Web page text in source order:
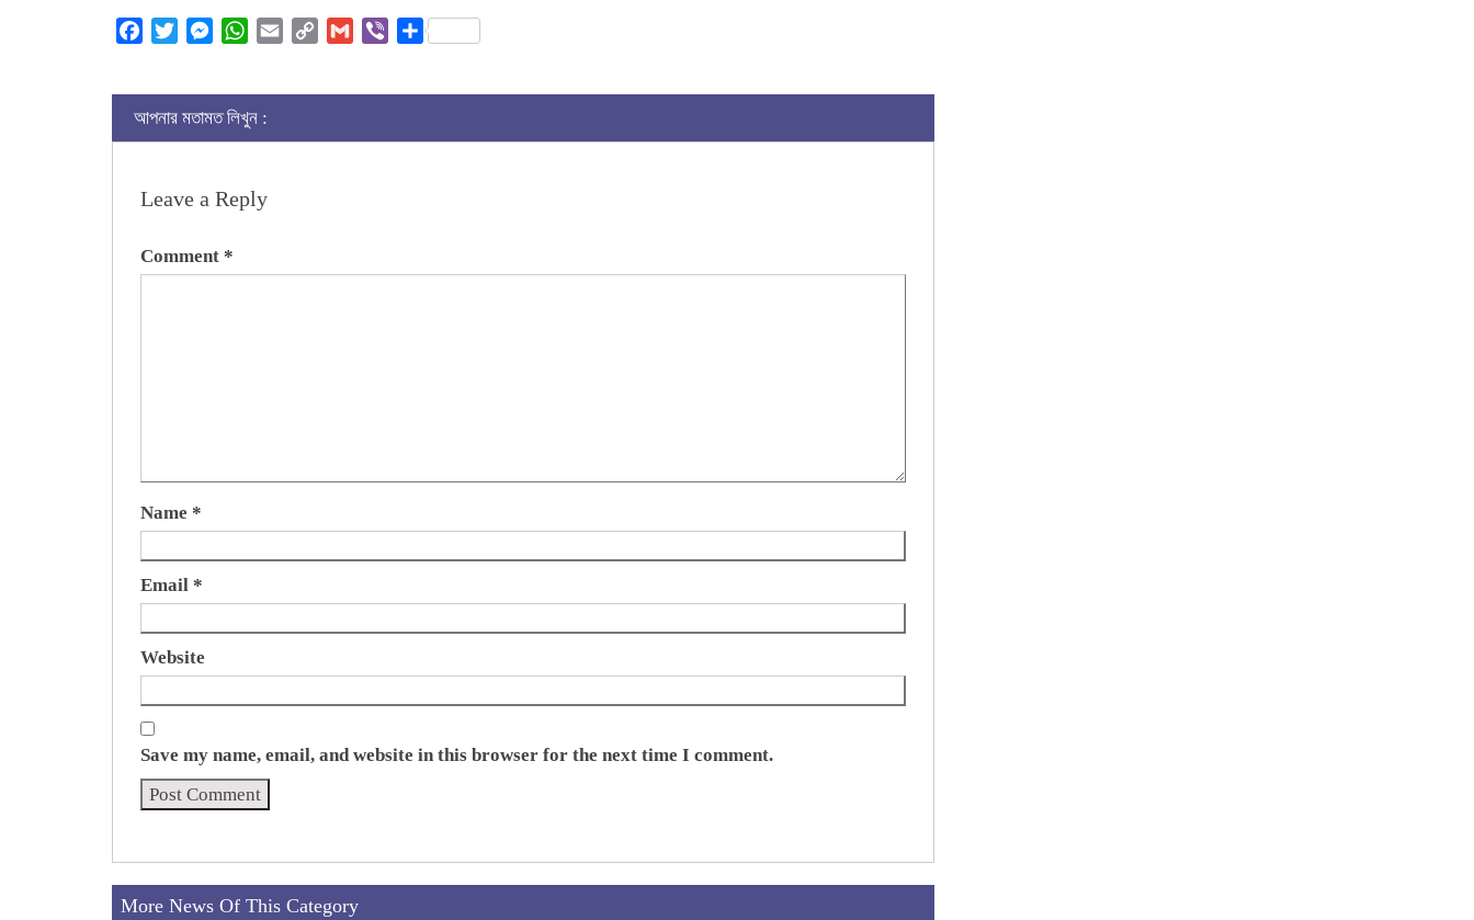
Facebook
TwitterMessengerWhatsApp
Email
Copy
Gmail ViberShare
আপনার মতামত লিখুন :
Leave a Reply
Comment *
Name *
Email *
Website
Save my name, email, and website in this browser for the next time I comment.
More News Of This Category